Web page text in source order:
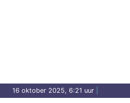
16 oktober 2025, 6:21 uur